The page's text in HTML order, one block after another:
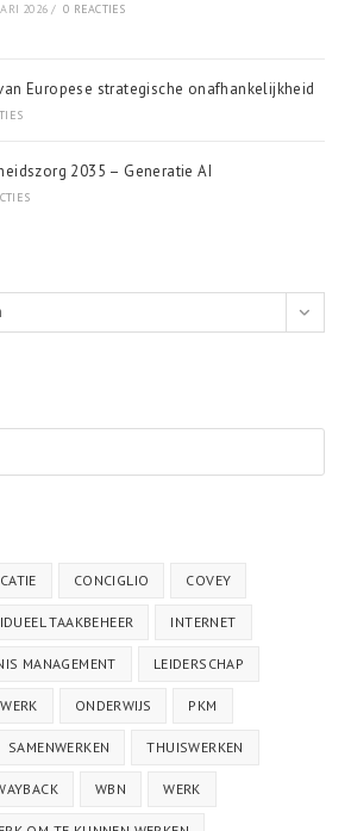
2026 / 0 REACTIES
Europese strategische onafhankelijkheid
2035 – Generatie AI
CONCIGLIO COVEY
TAAKBEHEER INTERNET
MANAGEMENT LEIDERSCHAP
ONDERWIJS PKM
SAMENWERKEN THUISWERKEN
WBN WERK